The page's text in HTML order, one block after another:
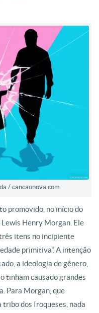
/ cancaonova.com
promovido, no início do
Lewis Henry Morgan. Ele
itens no incipiente
primitiva”. A intenção
a ideologia de gênero,
tinham causado grandes
Para Morgan, que
tribo dos Iroqueses, nada